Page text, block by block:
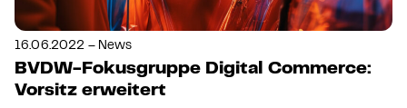
16.06.2022 – News
BVDW-Fokusgruppe Digital Commerce:
Vorsitz erweitert